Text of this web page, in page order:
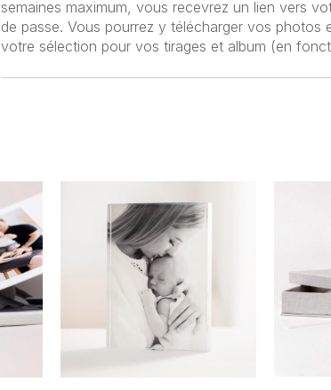
semaines maximum, vous recevrez un lien vers
de passe. Vous pourrez y télécharger vos photos
votre sélection pour vos tirages et album (en